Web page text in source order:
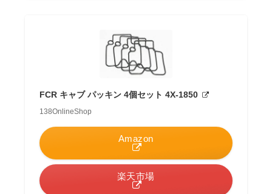
FCR キャブ パッキン 4個セット 4X-1850
138OnlineShop
Amazon
楽天市場